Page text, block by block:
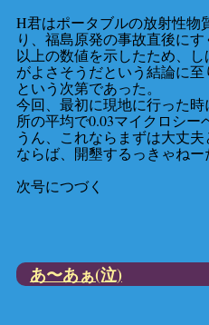
H君はポータブルの放射性物
り、福島原発の事故直後に
以上の数値を示したため、
がよさそうだという結論に
という次第であった。
今回、最初に現地に行った
所の平均で0.03マイクロシー
うん、これならまずは大丈夫
ならば、開墾するっきゃねー
次号につづく
あ〜あぁ(泣)